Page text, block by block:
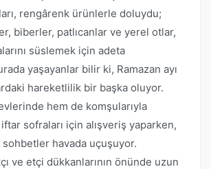
rengârenk ürünlerle doluydu;
biberler, patlıcanlar ve yerel otlar,
süslemek için adeta
yaşayanlar bilir ki, Ramazan ayı
hareketlilik bir başka oluyor.
hem de komşularıyla
iftar sofraları için alışveriş yaparken,
havada uçuşuyor.
ve etçi dükkanlarının önünde uzun